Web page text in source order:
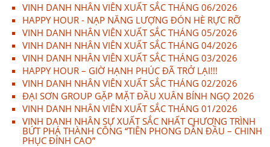
VINH DANH NHÂN VIÊN XUẤT SẮC THÁNG 06/2026
HAPPY HOUR - NẠP NĂNG LƯỢNG ĐÓN HÈ RỰC RỠ
VINH DANH NHÂN VIÊN XUẤT SẮC THÁNG 05/2026
VINH DANH NHÂN VIÊN XUẤT SẮC THÁNG 04/2026
VINH DANH NHÂN VIÊN XUẤT SẮC THÁNG 03/2026
HAPPY HOUR – GIỜ HẠNH PHÚC ĐÃ TRỞ LẠI!!!
VINH DANH NHÂN VIÊN XUẤT SẮC THÁNG 02/2026
ĐẠI SƠN GROUP GẶP MẶT ĐẦU XUÂN BÍNH NGỌ 2026
VINH DANH NHÂN VIÊN XUẤT SẮC THÁNG 01/2026
VINH DANH NHÂN SỰ XUẤT SẮC NHẤT CHƯƠNG TRÌNH
BỨT PHÁ THÀNH CÔNG “TIÊN PHONG DẪN ĐẦU – CHINH
PHỤC ĐỈNH CAO”